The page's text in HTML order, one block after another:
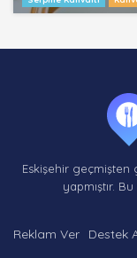
Eskişehir
yapmıştır.
Reklam Ver Destek